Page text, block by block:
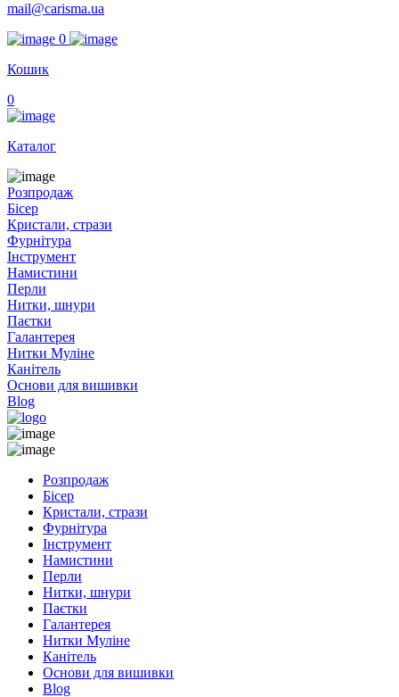
mail@carisma.ua
0
Кошик
0
Каталог
Розпродаж
Бісер
Кристали, стрази
Фурнітура
Інструмент
Намистини
Перли
Нитки, шнури
Паєтки
Галантерея
Нитки Муліне
Канітель
Основи для вишивки
Blog
Розпродаж
Бісер
Кристали, стрази
Фурнітура
Інструмент
Намистини
Перли
Нитки, шнури
Паєтки
Галантерея
Нитки Муліне
Канітель
Основи для вишивки
Blog